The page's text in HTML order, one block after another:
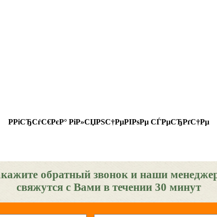
РРіСЂСѓС€РєР° РіР»СЏРЅС†РµРІРѕРµ СЃРµСЂРґС†Рµ
обратный звонок и наши
свяжутся с Вами в течении 30 минут